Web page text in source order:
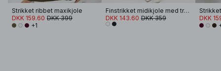
Strikket ribbet maxikjole
DKK 159.60 DKK 399
+1
Finstrikket midikjole med trompetærmer
DKK 143.60 DKK 359
DKK